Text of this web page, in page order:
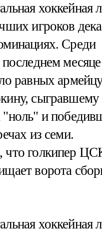
хоккейная
игроков
Среди
последнем
равных
сыгравшему
и
из семи.
что голкипер
ворота
хоккейная